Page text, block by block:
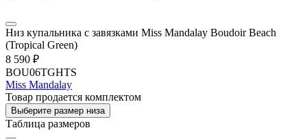
Низ купальника с завязками Miss Mandalay Boudoir Beach
(Tropical Green)
8 590 ₽
BOU06TGHTS
Miss Mandalay
Товар продается комплектом
Выберите размер низа
Таблица размеров